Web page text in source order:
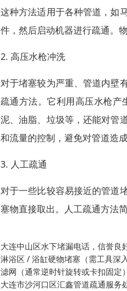
这种方法适用于各种管道，如
件，然后启动机器进行疏通。
2. 高压水枪冲洗
对于堵塞较为严重、管道内壁
疏通方法。它利用高压水枪
泥、油脂、垃圾等，还能对管
和流量的控制，避免对管道造
3. 人工疏通
对于一些比较容易接近的管道
塞物直接取出。人工疏通方法
大连中山区水下堵漏电话，信誉良
淋浴区 / 浴缸硬物堵塞（需工具深
滤网（通常逆时针旋转或卡扣固定
大连市沙河口区汇鑫管道疏通服务